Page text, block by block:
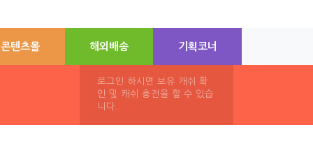
콘텐츠몰 해외배송 기획코너
로그인 하시면 보유 캐쉬 확
인 및 캐쉬 충전을 할 수 있습
니다.